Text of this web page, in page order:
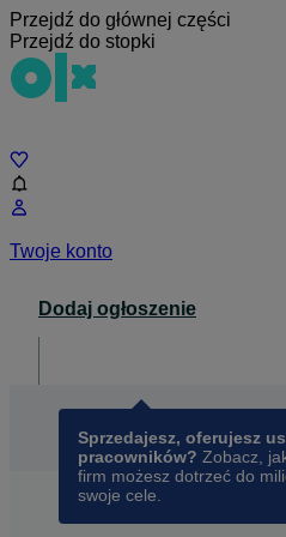
Przejdź do głównej części
Przejdź do stopki
Twoje konto
Dodaj ogłoszenie
Sprzedajesz, oferujesz
pracowników? Zobacz,
firm możesz dotrzeć do
swoje cele.